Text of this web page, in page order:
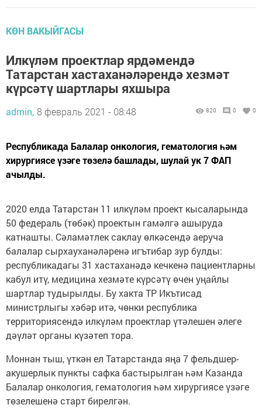
КӨН ВАКЫЙГАСЫ
Илкүләм проектлар ярдәмендә
Татарстан хастаханәләрендә хезмәт
күрсәтү шартлары яхшыра
admin, 8 февраль 2021 - 08:48 820 0 0
Республикада Балалар онкология, гематология һәм
хирургиясе үзәге төзелә башлады, шулай ук 7 ФАП
ачылды.
2020 елда Татарстан 11 илкүләм проект кысаларында
50 федераль (төбәк) проектын гамәлгә ашыруда
катнашты. Сәламәтлек саклау өлкәсендә аеруча
балалар сырхауханәләренә игътибар зур булды:
республикадагы 31 хастаханәдә кечкенә пациентларны
кабул итү, медицина хезмәте күрсәтү өчен уңайлы
шартлар тудырылды. Бу хакта ТР Икътисад
министрлыгы хәбәр итә, чөнки республика
территориясендә илкүләм проектлар үтәлешен әлеге
дәүләт органы күзәтеп тора.
Моннан тыш, үткән ел Татарстанда яңа 7 фельдшер-
акушерлык пункты сафка бастырылган һәм Казанда
Балалар онкология, гематология һәм хирургиясе үзәге
төзелешенә старт бирелгән.